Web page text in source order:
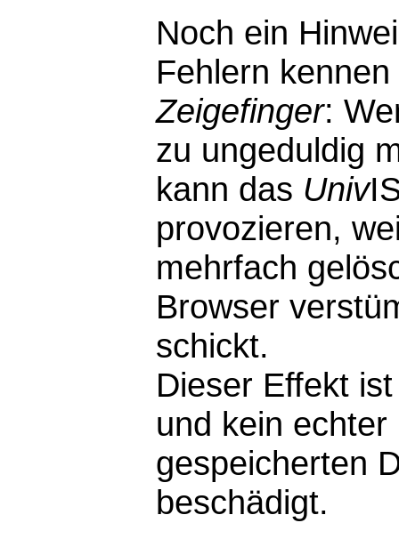
Noch ein
Fehlern
Zeigefinger:
zu ungeduldig
kann das Univ
provozieren,
mehrfach
Browser
schickt.
Dieser Effekt
und kein
gespeicherten
beschädigt.